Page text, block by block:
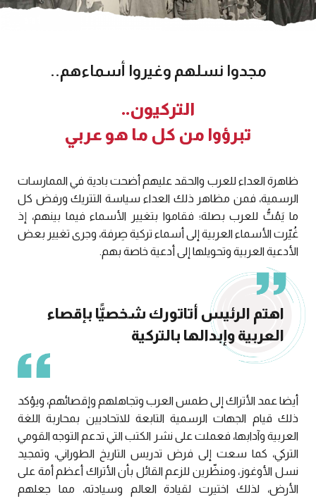
مجدوا نسلهم وغيروا أسماءهم..
التركيون..
تبرؤوا من كل ما هو عربي
ظاهرة العداء للعرب والحقد عليهم أضحت بادية في الممارسات
الرسمية، فمن مظاهر ذلك العداء سياسة التتريك ورفض كل
ما يَمُتُّ للعرب بصلة؛ فقاموا بتغيير الأسماء فيما بينهم، إذ
غُيّرت الأسماء العربية إلى أسماء تركية صِرفة، وجرى تغيير بعض
الأدعية العربية وتحويلها إلى أدعية خاصة بهم.
اهتم الرئيس أتاتورك شخصيًّا بإقصاء
العربية وإبدالها بالتركية
أيضا عمد الأتراك إلى طمس العرب وتجاهلهم وإقصائهم، ويؤكد
ذلك قيام الجهات الرسمية التابعة للاتحاديين بمحاربة اللغة
العربية وآدابها، فعملت على نشر الكتب التي تدعم التوجه القومي
التركي، كما سعت إلى فرض تدريس التاريخ الطوراني، وتمجيد
نسل الأوغوز، ومنظّرين للزعم القائل بأن الأتراك أعظم أمة على
الأرض، لذلك اختيرت لقيادة العالم وسيادته، مما جعلهم